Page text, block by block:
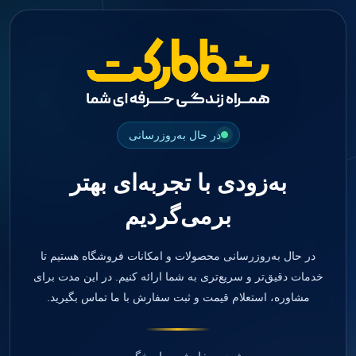
در حال به‌روزرسانی
به‌زودی با تجربه‌ای بهتر
برمی‌گردیم
در حال به‌روزرسانی محصولات و امکانات فروشگاه هستیم تا
خدمات دقیق‌تر و سریع‌تری به شما ارائه کنیم. در این مدت برای
مشاوره، استعلام قیمت و ثبت سفارش با ما تماس بگیرید.
جستجو
Impression Coping
صفحه اصلی
دندانپزشکی
مواد ترمیمی
کامپوزیت
کامپوزیت فلو
اسید اچ
باندینگ
بلیچینگ